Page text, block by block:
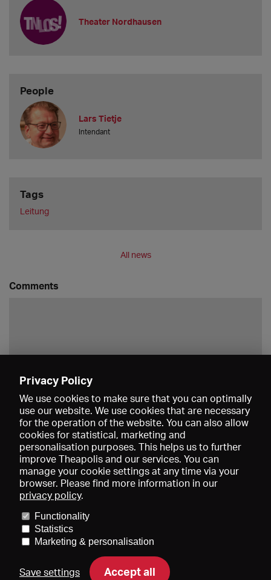
Theater Nordhausen
People
Lars Tietje
Intendant
Tags
Leitung
All news
Comments
About us
Imprint
Privacy Policy
We use cookies to make sure that you can optimally
use our website. We use cookies that are necessary
for the operation of the website. You can also allow
cookies for statistical, marketing and
personalisation purposes. This helps us to further
improve Theapolis and our services. You can
manage your cookie settings at any time via your
browser. Please find more information in our
privacy policy.
Functionality
Statistics
Marketing & personalisation
Save settings Accept all